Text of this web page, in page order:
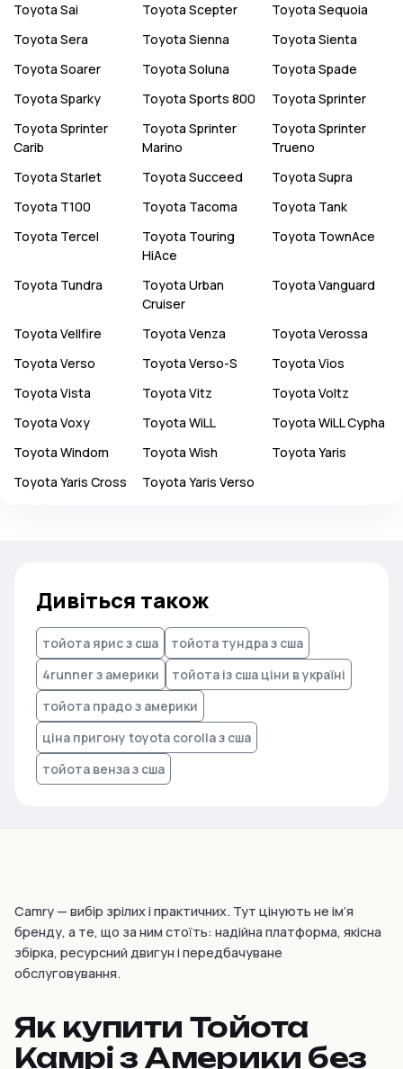
Toyota Sai Toyota Scepter Toyota Sequoia
Toyota Sera Toyota Sienna Toyota Sienta
Toyota Soarer Toyota Soluna Toyota Spade
Toyota Sparky Toyota Sports 800 Toyota Sprinter
Toyota Sprinter
Carib
Toyota Sprinter
Marino
Toyota Sprinter
Trueno
Toyota Starlet Toyota Succeed Toyota Supra
Toyota T100 Toyota Tacoma Toyota Tank
Toyota Tercel Toyota Touring
HiAce
Toyota TownAce
Toyota Tundra Toyota Urban
Cruiser
Toyota Vanguard
Toyota Vellfire Toyota Venza Toyota Verossa
Toyota Verso Toyota Verso-S Toyota Vios
Toyota Vista Toyota Vitz Toyota Voltz
Toyota Voxy Toyota WiLL Toyota WiLL Cypha
Toyota Windom Toyota Wish Toyota Yaris
Toyota Yaris Cross Toyota Yaris Verso
Дивіться також
тойота ярис з сша
тойота тундра з сша
4runner з америки
тойота із сша ціни в україні
тойота прадо з америки
ціна пригону toyota corolla з сша
тойота венза з сша
Camry — вибір зрілих і практичних. Тут цінують не ім’я
бренду, а те, що за ним стоїть: надійна платформа, якісна
збірка, ресурсний двигун і передбачуване
обслуговування.
Як купити Тойота
Камрі з Америки без